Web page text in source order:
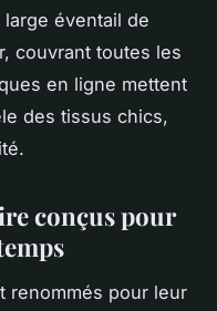
large éventail de
couvrant toutes les
en ligne mettent
des tissus chics,
conçus pour
renommés pour leur